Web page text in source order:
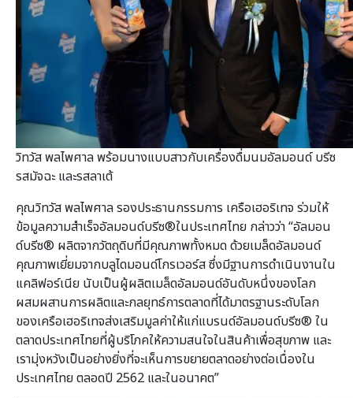
วิทวัส พลไพศาล พร้อมนางแบบสาวกับเครื่องดื่มนมอัลมอนด์ บรีซ
รสมัจฉะ และรสลาเต้
คุณวิทวัส พลไพศาล รองประธานกรรมการ เครือเฮอริเทจ ร่วมให้
ข้อมูลความสำเร็จอัลมอนด์บรีซ®ในประเทศไทย กล่าวว่า “อัลมอน
ด์บรีซ® ผลิตจากวัตถุดิบที่มีคุณภาพทั้งหมด ด้วยเมล็ดอัลมอนด์
คุณภาพเยี่ยมจากบลูไดมอนด์โกรเวอร์ส ซึ่งมีฐานการดำเนินงานใน
แคลิฟอร์เนีย นับเป็นผู้ผลิตเมล็ดอัลมอนด์อันดับหนึ่งของโลก
ผสมผสานการผลิตและกลยุทธ์การตลาดที่ได้มาตรฐานระดับโลก
ของเครือเฮอริเทจส่งเสริมมูลค่าให้แก่แบรนด์อัลมอนด์บรีซ® ใน
ตลาดประเทศไทยที่ผู้บริโภคให้ความสนใจในสินค้าเพื่อสุขภาพ และ
เรามุ่งหวังเป็นอย่างยิ่งที่จะเห็นการขยายตลาดอย่างต่อเนื่องใน
ประเทศไทย ตลอดปี 2562 และในอนาคต”